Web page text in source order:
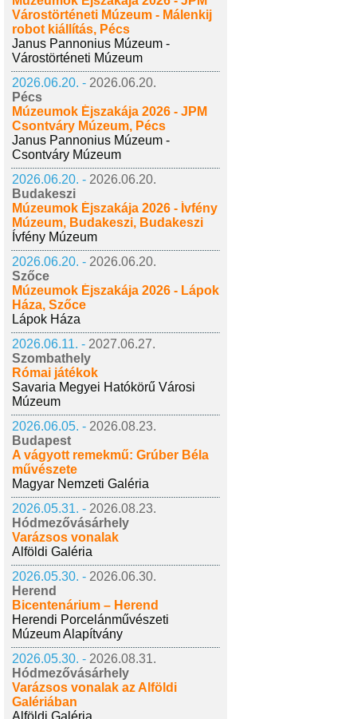
Várostörténeti Múzeum - Málenkij
robot kiállítás, Pécs
Janus Pannonius Múzeum -
Várostörténeti Múzeum
2026.06.20. - 2026.06.20.
Pécs
Múzeumok Éjszakája 2026 - JPM
Csontváry Múzeum, Pécs
Janus Pannonius Múzeum -
Csontváry Múzeum
2026.06.20. - 2026.06.20.
Budakeszi
Múzeumok Éjszakája 2026 - Ívfény
Múzeum, Budakeszi, Budakeszi
Ívfény Múzeum
2026.06.20. - 2026.06.20.
Szőce
Múzeumok Éjszakája 2026 - Lápok
Háza, Szőce
Lápok Háza
2026.06.11. - 2027.06.27.
Szombathely
Római játékok
Savaria Megyei Hatókörű Városi
Múzeum
2026.06.05. - 2026.08.23.
Budapest
A vágyott remekmű: Grúber Béla
művészete
Magyar Nemzeti Galéria
2026.05.31. - 2026.08.23.
Hódmezővásárhely
Varázsos vonalak
Alföldi Galéria
2026.05.30. - 2026.06.30.
Herend
Bicentenárium – Herend
Herendi Porcelánművészeti
Múzeum Alapítvány
2026.05.30. - 2026.08.31.
Hódmezővásárhely
Varázsos vonalak az Alföldi
Galériában
Alföldi Galéria